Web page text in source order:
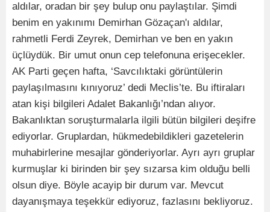
aldılar, oradan bir şey bulup onu paylaştılar. Şimdi
benim en yakınımı Demirhan Gözaçan'ı aldılar,
rahmetli Ferdi Zeyrek, Demirhan ve ben en yakın
üçlüydük. Bir umut onun cep telefonuna erişecekler.
AK Parti geçen hafta, ‘Savcılıktaki görüntülerin
paylaşılmasını kınıyoruz’ dedi Meclis’te. Bu iftiraları
atan kişi bilgileri Adalet Bakanlığı’ndan alıyor.
Bakanlıktan soruşturmalarla ilgili bütün bilgileri deşifre
ediyorlar. Gruplardan, hükmedebildikleri gazetelerin
muhabirlerine mesajlar gönderiyorlar. Ayrı ayrı gruplar
kurmuşlar ki birinden bir şey sızarsa kim olduğu belli
olsun diye. Böyle acayip bir durum var. Mevcut
dayanışmaya teşekkür ediyoruz, fazlasını bekliyoruz.